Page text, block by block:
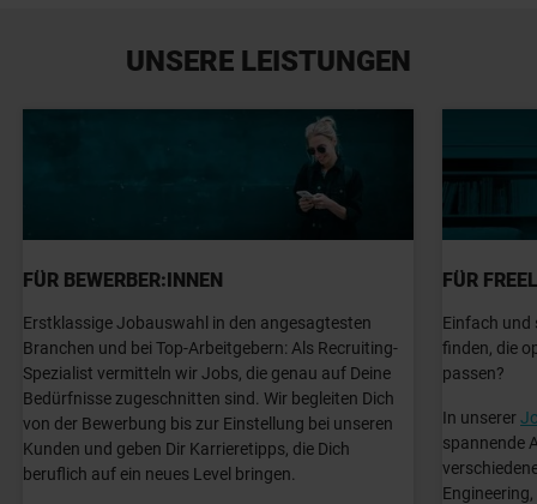
UNSERE LEISTUNGEN
FÜR BEWERBER:INNEN
Erstklassige Jobauswahl in den angesagtesten
Branchen und bei Top-Arbeitgebern: Als Recruiting-
Spezialist vermitteln wir Jobs, die genau auf Deine
Bedürfnisse zugeschnitten sind. Wir begleiten Dich
von der Bewerbung bis zur Einstellung bei unseren
Kunden und geben Dir Karrieretipps, die Dich
beruflich auf ein neues Level bringen.
FÜR
Einfach und
finden, die
passen?
In unserer
spannende